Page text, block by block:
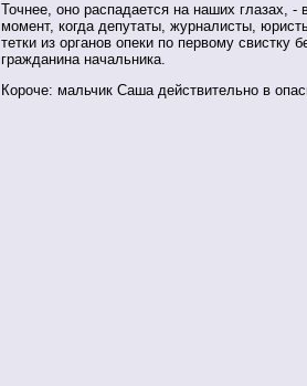
Точнее, оно распадается на наших глазах, -
момент, когда депутаты, журналисты,
тетки из органов опеки по первому свистку
гражданина начальника.
Короче: мальчик Саша действительно в